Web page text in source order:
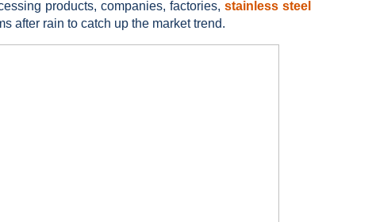
products, companies, factories, stainless steel
after rain to catch up the market trend.